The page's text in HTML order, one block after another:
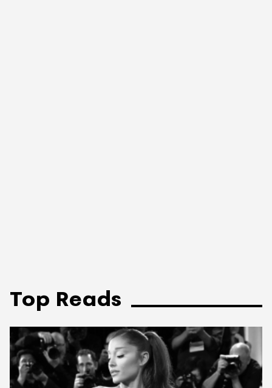
Top Reads